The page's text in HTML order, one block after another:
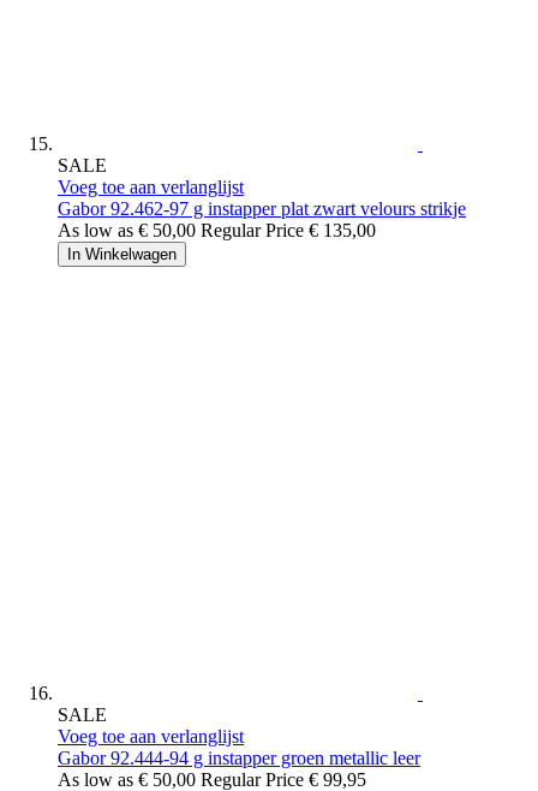
SALE
Voeg toe aan verlanglijst
Gabor92.462-97 g instapper plat zwart velours strikje
As low as € 50,00 Regular Price € 135,00
In Winkelwagen
SALE
Voeg toe aan verlanglijst
Gabor92.444-94 g instapper groen metallic leer
As low as € 50,00 Regular Price € 99,95